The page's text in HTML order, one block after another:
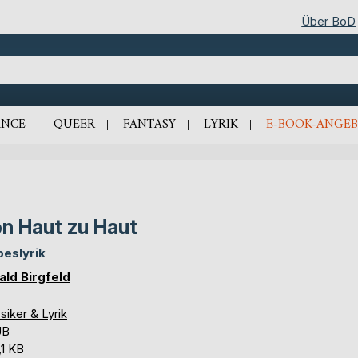
Über BoD
QUEER FANTASY LYRIK E-BOOK-
Haut zu Haut
Birgfeld
& Lyrik
KB